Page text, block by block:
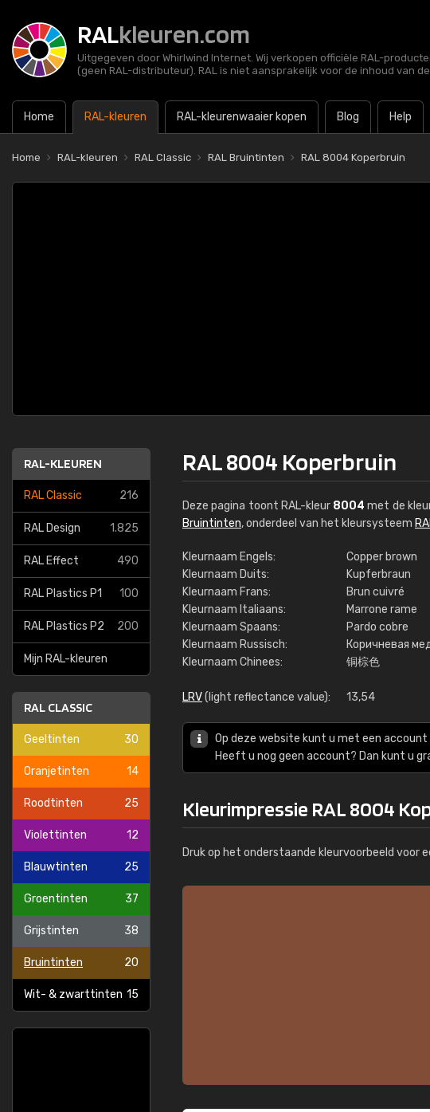
RALkleuren.com
Uitgegeven door Whirlwind Internet. Wij verkopen officiële RAL-
(geen RAL-distributeur). RAL is niet aansprakelijk voor de inhoud van
Home RAL-kleuren RAL-kleurenwaaier kopen Blog Help
Home RAL-kleuren RAL Classic RAL Bruintinten RAL 8004 Koperbruin
RAL-KLEUREN
RAL Classic 216
RAL Design 1.825
RAL Effect 490
RAL Plastics P1 100
RAL Plastics P2 200
Mijn RAL-kleuren
RAL CLASSIC
Geeltinten 30
Oranjetinten 14
Roodtinten 25
Violettinten 12
Blauwtinten 25
Groentinten 37
Grijstinten 38
Bruintinten 20
Wit- & zwarttinten 15
RAL 8004 Koperbruin
Deze pagina toont RAL-kleur 8004 met de
Bruintinten, onderdeel van het kleursysteem
Kleurnaam Engels:
Copper brown
Kleurnaam Duits:
Kupferbraun
Kleurnaam Frans:
Brun cuivré
Kleurnaam Italiaans:
Marrone rame
Kleurnaam Spaans:
Pardo cobre
Kleurnaam Russisch:
Коричневая
Kleurnaam Chinees:
铜棕色
LRV(light reflectance value): 13,54
Op deze website kunt u met een
Heeft u nog geen account? Dan kunt u
Kleurimpressie RAL 8004
Druk op het onderstaande kleurvoorbeeld voor